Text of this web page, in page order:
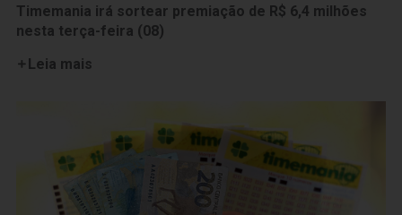
Timemania irá sortear premiação de R$ 6,4 milhões
nesta terça-feira (08)
Leia mais